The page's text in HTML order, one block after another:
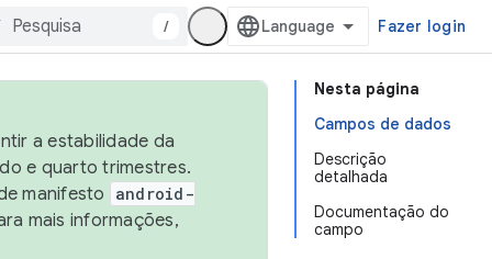
/ Fazer login
Nesta página
Campos de dados
Descrição
detalhada
Documentação do
campo
a estabilidade da
e quarto trimestres.
manifesto
android-
mais informações,